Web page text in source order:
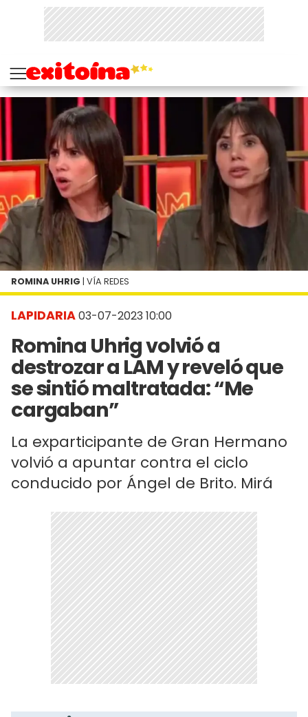
LAPIDARIA03-07-2023 10:00
Romina Uhrig volvió a
destrozar a LAM y reveló que
se sintió maltratada: “Me
cargaban”
La exparticipante de Gran Hermano
volvió a apuntar contra el ciclo
conducido por Ángel de Brito. Mirá
ROMINA UHRIG | VÍA REDES